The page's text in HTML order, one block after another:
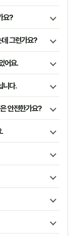
요?
그런가요?
어요.
니다.
안전한가요?
.